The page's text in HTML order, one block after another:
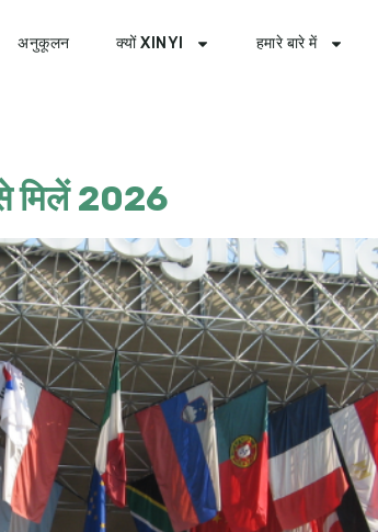
अनुकूलन क्यों XINYI हमारे बारे में
से मिलें 2026